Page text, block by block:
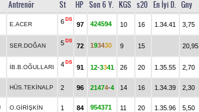
Antrenör St HP Son 6 Y. KGS s20 En İyi D. Gny
E.ACER 6 DS
97 424594 10 16 1.34.41 3,75
SER.DOĞAN 5 DS
72 193430 9 15 20,95
İB.B.OĞULLARI 4 DS
91 12-3341 26 20 1.35.55 2,70
HÜS.TEKİNALP 2 96 21474-4 14 16 1.34.39 2,30
O.GİRİŞKİN 1 84 954371 11 20 1.35.96 5,50